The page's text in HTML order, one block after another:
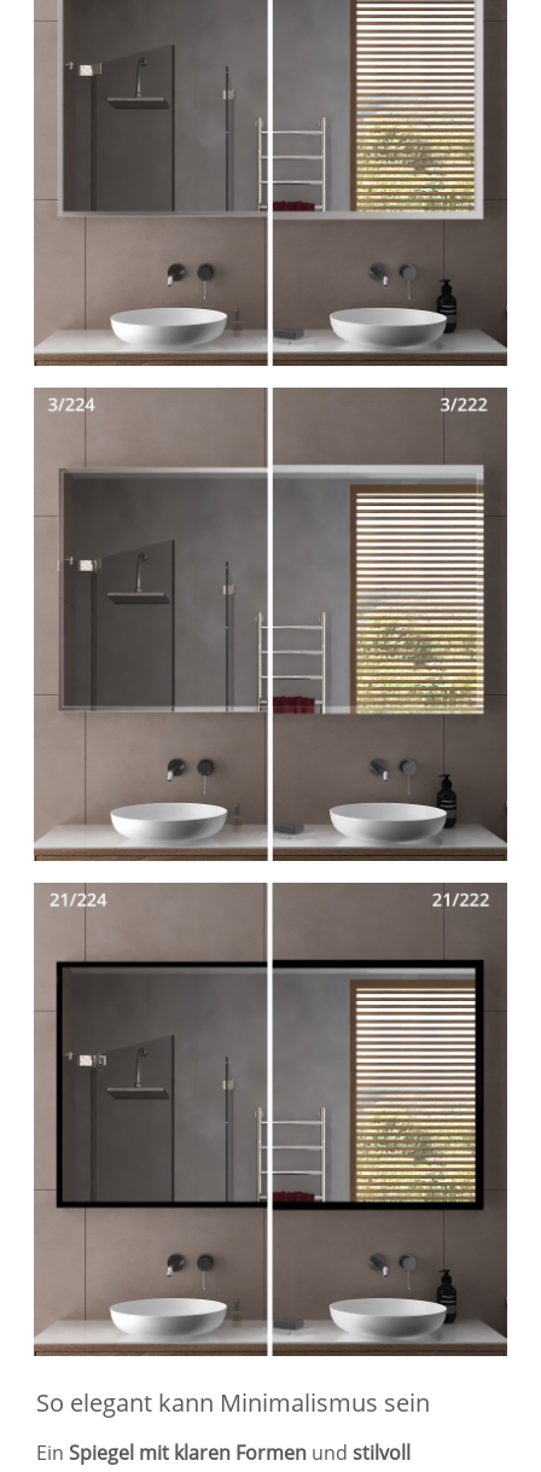
So elegant kann Minimalismus sein
Ein Spiegel mit klaren Formen und stilvoll